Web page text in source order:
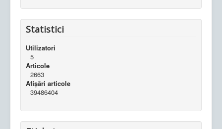
Statistici
Utilizatori
5
Articole
2663
Afișări articole
39486404